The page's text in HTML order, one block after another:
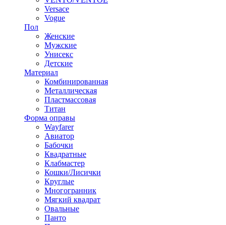
Versace
Vogue
Пол
Женские
Мужские
Унисекс
Детские
Материал
Комбинированная
Металлическая
Пластмассовая
Титан
Форма оправы
Wayfarer
Авиатор
Бабочки
Квадратные
Клабмастер
Кошки/Лисички
Круглые
Многогранник
Мягкий квадрат
Овальные
Панто